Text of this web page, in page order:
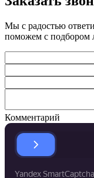
Мы с радостью
поможем с подбором
Комментарий